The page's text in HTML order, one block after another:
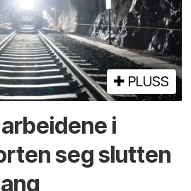
PLUSS
i
seg slutten